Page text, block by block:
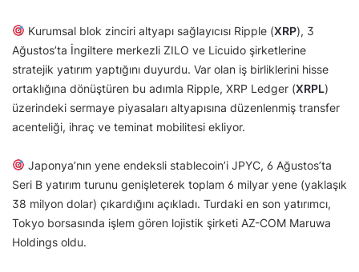
Kurumsal blok zinciri altyapı sağlayıcısı Ripple (XRP), 3
Ağustos’ta İngiltere merkezli ZILO ve Licuido şirketlerine
stratejik yatırım yaptığını duyurdu. Var olan iş birliklerini hisse
ortaklığına dönüştüren bu adımla Ripple, XRP Ledger (XRPL)
üzerindeki sermaye piyasaları altyapısına düzenlenmiş transfer
acenteliği, ihraç ve teminat mobilitesi ekliyor.
Japonya’nın yene endeksli stablecoin’i JPYC, 6 Ağustos’ta
Seri B yatırım turunu genişleterek toplam 6 milyar yene (yaklaşık
38 milyon dolar) çıkardığını açıkladı. Turdaki en son yatırımcı,
Tokyo borsasında işlem gören lojistik şirketi AZ-COM Maruwa
Holdings oldu.